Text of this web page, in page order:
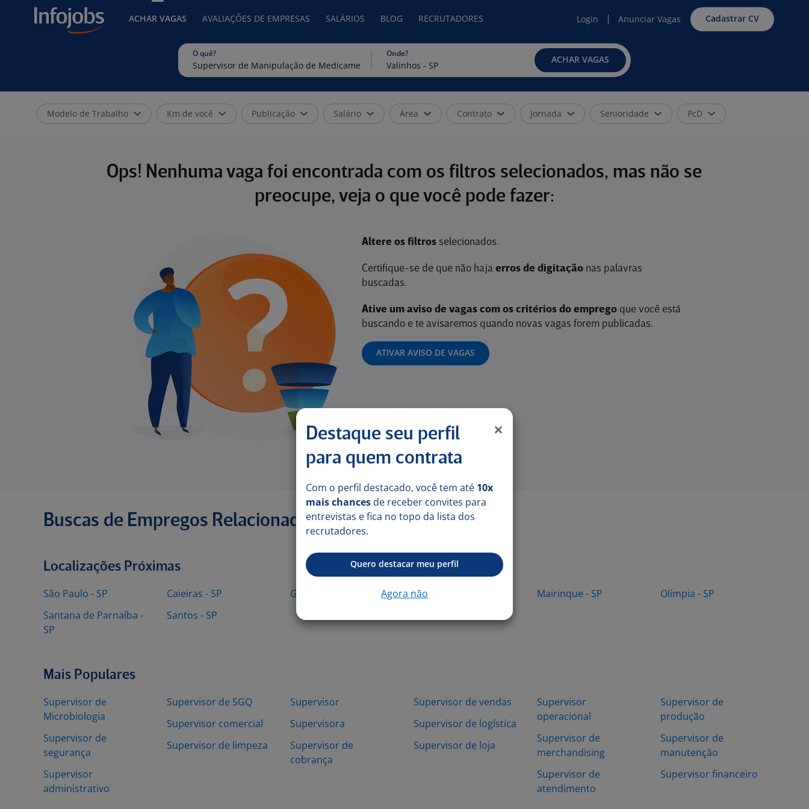
ACHAR VAGAS AVALIAÇÕES DE EMPRESAS SALÁRIOS BLOG RECRUTADORES Login Anunciar Vagas Cadastrar CV
O quê? Onde?
ACHAR VAGAS
Modelo de Trabalho Km de você Publicação Salário Área Contrato Jornada Senioridade PcD
Ops! Nenhuma vaga foi encontrada com os filtros selecionados, mas não se
preocupe, veja o que você pode fazer:
Altere os filtrosselecionados.
Certifique-se de que não haja erros de digitaçãonas palavras
buscadas.
Ative um aviso de vagas com os critérios do empregoque você está
buscando e te avisaremos quando novas vagas forem publicadas.
ATIVAR AVISO DE VAGAS
Buscas de Empregos Relacionadas
Localizações Próximas
São Paulo - SP
Santana de Parnaíba -
SP
Caieiras - SP
Santos - SP
Guarulhos - SP Limeira - SP Mairinque - SP Olímpia - SP
Mais Populares
Supervisor de
Microbiologia
Supervisor de
segurança
Supervisor
administrativo
Supervisor de SGQ
Supervisor comercial
Supervisor de limpeza
Supervisor
Supervisora
Supervisor de
cobrança
Supervisor de vendas
Supervisor de logística
Supervisor de loja
Supervisor
operacional
Supervisor de
merchandising
Supervisor de
atendimento
Supervisor de
produção
Supervisor de
manutenção
Supervisor financeiro
Destaque seu perfil
para quem contrata
Com o perfil destacado, você tem até 10x
mais chances de receber convites para
entrevistas e fica no topo da lista dos
recrutadores.
Quero destacar meu perfil
Agora não